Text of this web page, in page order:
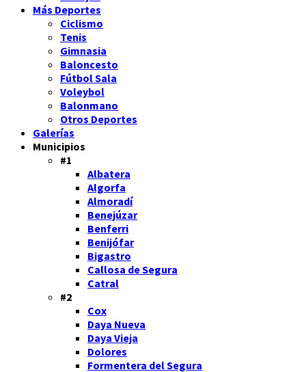
Más Deportes
Ciclismo
Tenis
Gimnasia
Baloncesto
Fútbol Sala
Voleybol
Balonmano
Otros Deportes
Galerías
Municipios
#1
Albatera
Algorfa
Almoradí
Benejúzar
Benferri
Benijófar
Bigastro
Callosa de Segura
Catral
#2
Cox
Daya Nueva
Daya Vieja
Dolores
Formentera del Segura